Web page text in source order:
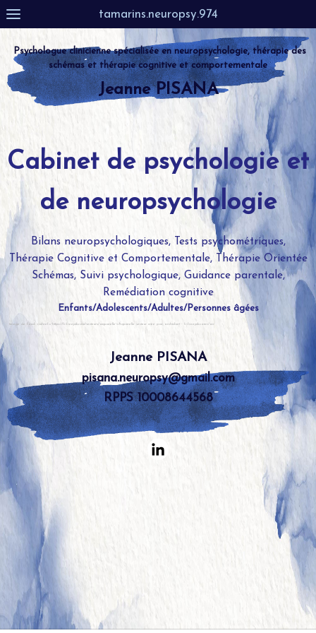
tamarins.neuropsy.974
Psychologue cliniciennespécialisée enneuropsychologie, thérapie des
schémas et thérapie cognitive et comportementale
Jeanne PISANA
Cabinet de psychologie et
de neuropsychologie
Bilans neuropsychologiques, Tests psychométriques,
Thérapie Cognitive et Comportementale, Thérapie Orientée
Schémas, Suivipsychologique, Guidance parentale,
Remédiation cognitive
Enfants/Adolescents/Adultes/Personnes âgées
Image de fond: <ahref='https://fr.freepik.com/vecteurs/aquarelle'>Aquarelle vecteur créé par orchidart - fr.freepik.com</a>
Jeanne PISANA
pisana.neuropsy@gmail.com
RPPS 10008644568